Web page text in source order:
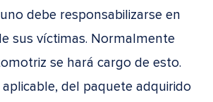
debe responsabilizarse en
sus víctimas. Normalmente
se hará cargo de esto.
aplicable, del paquete adquirido